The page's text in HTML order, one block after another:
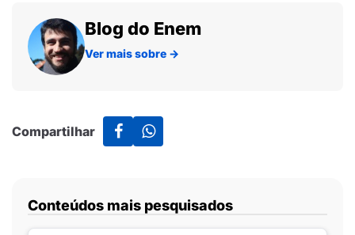
Blog do Enem
Ver mais sobre →
Compartilhar
Conteúdos mais pesquisados